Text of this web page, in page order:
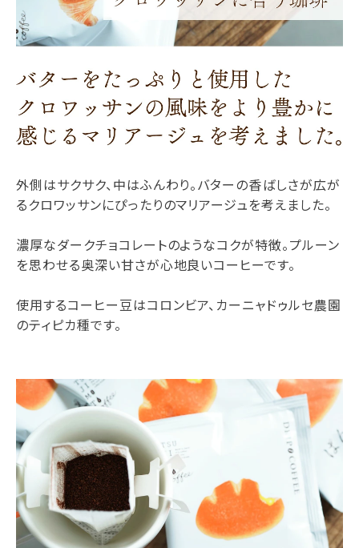
外側はサクサク、中はふんわり。バターの香ばしさが広が
るクロワッサンにぴったりのマリアージュを考えました。
濃厚なダークチョコレートのようなコクが特徴。プルーン
を思わせる奥深い甘さが心地良いコーヒーです。
使用するコーヒー豆はコロンビア、カーニャドゥルセ農園
のティピカ種です。